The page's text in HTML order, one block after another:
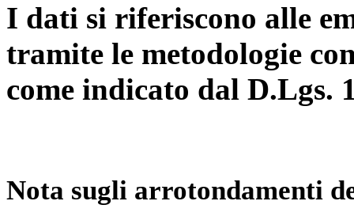
I dati si riferiscono alle
tramite le metodologie
come indicato dal D.Lgs.
Nota sugli arrotondamenti